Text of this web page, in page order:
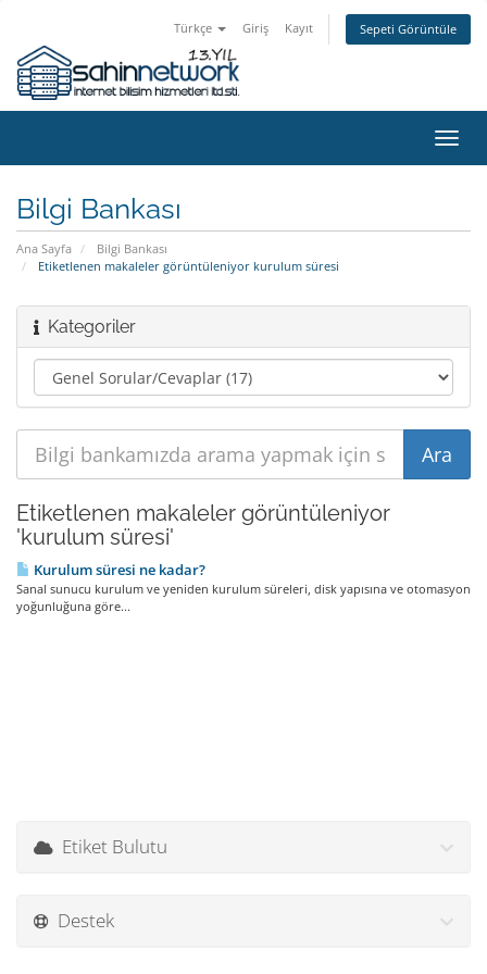
Türkçe Giriş Kayıt Sepeti Görüntüle
Bilgi Bankası
Ana Sayfa
Bilgi Bankası
Etiketlenen makaleler görüntüleniyor kurulum süresi
Kategoriler
Etiketlenen makaleler görüntüleniyor
'kurulum süresi'
Kurulum süresi ne kadar?
Sanal sunucu kurulum ve yeniden kurulum süreleri, disk yapısına ve otomasyon
yoğunluğuna göre...
Etiket Bulutu
Destek